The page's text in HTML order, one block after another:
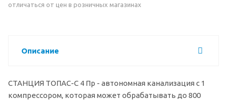
отличаться от цен в розничных магазинах
Описание
СТАНЦИЯ ТОПАС-С 4 Пр - автономная канализация с 1
компрессором, которая может обрабатывать до 800